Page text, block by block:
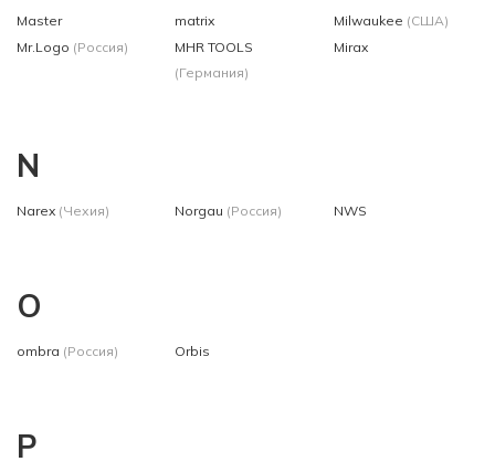
Master
Mr.Logo (Россия)
matrix
MHR TOOLS
(Германия)
Milwaukee (США)
Mirax
N
Narex (Чехия) Norgau (Россия) NWS
O
ombra (Россия) Orbis
P